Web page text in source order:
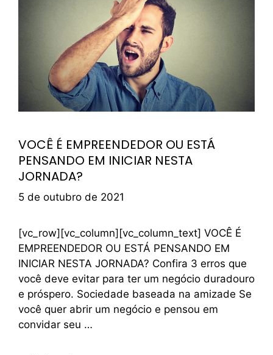
VOCÊ É EMPREENDEDOR OU ESTÁ
PENSANDO EM INICIAR NESTA
JORNADA?
5 de outubro de 2021
[vc_row][vc_column][vc_column_text] VOCÊ É
EMPREENDEDOR OU ESTÁ PENSANDO EM
INICIAR NESTA JORNADA? Confira 3 erros que
você deve evitar para ter um negócio duradouro
e próspero. Sociedade baseada na amizade Se
você quer abrir um negócio e pensou em
convidar seu …